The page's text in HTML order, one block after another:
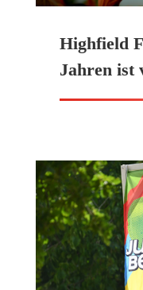
Highfield
Jahren ist